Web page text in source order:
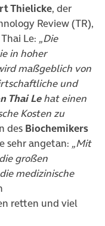
Thielicke, der
Review (TR),
Le: „Die
in hoher
maßgeblich von
und
Thai Lehat einen
Kosten zu
des Biochemikers
sehr angetan: „Mit
großen
medizinische
retten und viel